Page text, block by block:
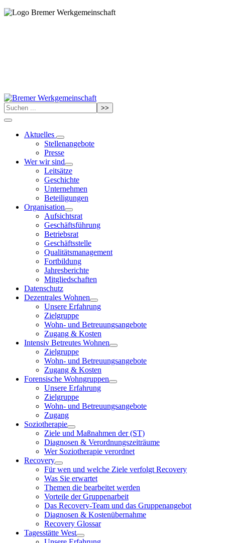
>>
Aktuelles
Stellenangebote
Presse
Wer wir sind
Leitsätze
Geschichte
Unternehmen
Beteiligungen
Organisation
Aufsichtsrat
Geschäftsführung
Betriebsrat
Geschäftsstelle
Qualitätsmanagement
Fortbildung
Jahresberichte
Mitgliedschaften
Datenschutz
Dezentrales Wohnen
Unsere Erfahrung
Zielgruppe
Wohn- und Betreuungsangebote
Zugang & Kosten
Intensiv Betreutes Wohnen
Zielgruppe
Wohn- und Betreuungsangebote
Zugang & Kosten
Forensische Wohngruppen
Unsere Erfahrung
Zielgruppe
Wohn- und Betreuungsangebote
Zugang
Soziotherapie
Ziele und Maßnahmen der (ST)
Diagnosen & Verordnungszeiträume
Wer Soziotherapie verordnet
Recovery
Für wen und welche Ziele verfolgt Recovery
Was Sie erwartet
Themen die bearbeitet werden
Vorteile der Gruppenarbeit
Das Recovery-Team und das Gruppenangebot
Diagnosen & Kostenübernahme
Recovery Glossar
Tagesstätte West